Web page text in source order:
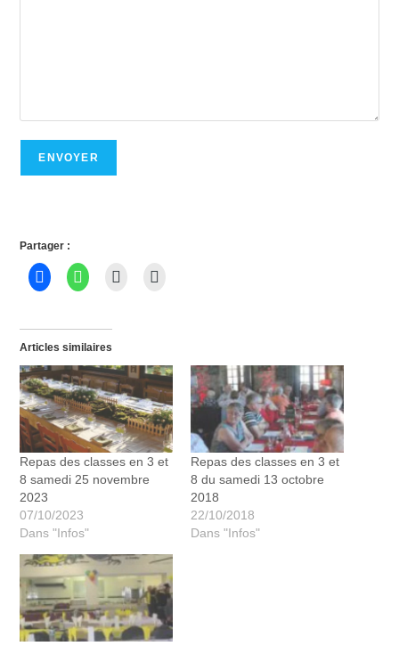
ENVOYER
Partager :
Articles similaires
Repas des classes en 3 et
8 samedi 25 novembre
2023
07/10/2023
Dans "Infos"
Repas des classes en 3 et
8 du samedi 13 octobre
2018
22/10/2018
Dans "Infos"